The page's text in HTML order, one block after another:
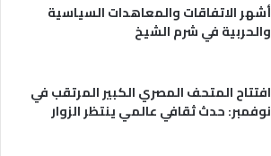
أشهر الاتفاقات والمعاهدات السياسية
والحربية في شرم الشيخ
افتتاح المتحف المصري الكبير المرتقب في
نوفمبر: حدث ثقافي عالمي ينتظر الزوار